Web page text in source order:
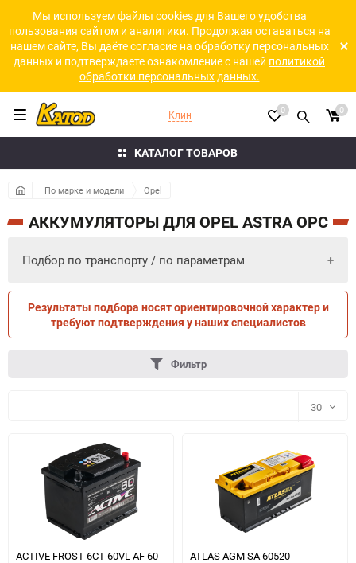
Мы используем файлы cookies для Вашего удобства
пользования сайтом и аналитики. Продолжая оставаться на
нашем сайте, Вы даёте согласие на обработку персональных
данных и подтверждаете ознакомление с нашей политикой
обработки персональных данных.
КАТАЛОГ ТОВАРОВ
Клин 0 0
По марке и модели Opel
АККУМУЛЯТОРЫ ДЛЯ OPEL ASTRA OPC
Подбор по транспорту / по параметрам
ПО ТРАНСПОРТУ ПО ПАРАМЕТРАМ
Результаты подбора носят ориентировочной характер и
требуют подтверждения у наших специалистов
Фильтр
30
30
60
ACTIVE FROST 6СТ-60VL АF 60-
ATLAS AGM SA 60520